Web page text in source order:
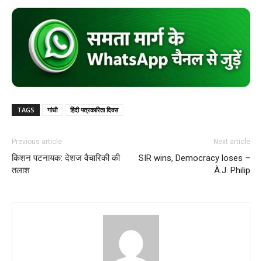
TAGS गांधी हिंदी पत्रकारिता दिवस
Previous article
किशन पटनायक: देशज वैचारिकी की
तलाश
Next article
SIR wins, Democracy loses –
À.J. Philip